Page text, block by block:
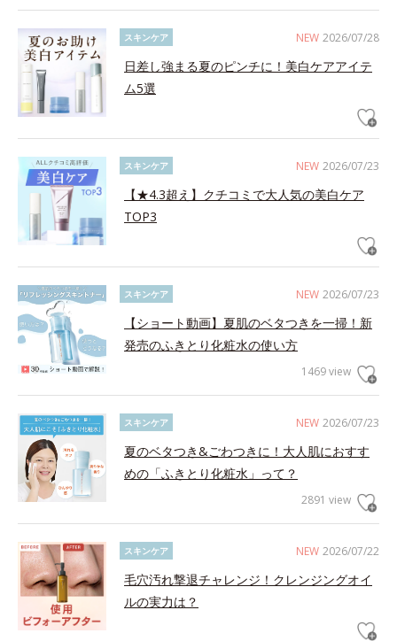
NEW 2026/07/28
スキンケア
日差し強まる夏のピンチに！美白ケアアイテ
ム5選
NEW 2026/07/23
スキンケア
【★4.3超え】クチコミで大人気の美白ケア
TOP3
NEW 2026/07/23
スキンケア
【ショート動画】夏肌のベタつきを一掃！新
発売のふきとり化粧水の使い方
1469 view
NEW 2026/07/23
スキンケア
夏のベタつき&ごわつきに！大人肌におすす
めの「ふきとり化粧水」って？
2891 view
NEW 2026/07/22
スキンケア
毛穴汚れ撃退チャレンジ！クレンジングオイ
ルの実力は？